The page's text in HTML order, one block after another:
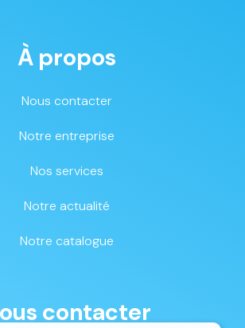
À propos
Nous contacter
Notre entreprise
Nos services
Notre actualité
Notre catalogue
contacter